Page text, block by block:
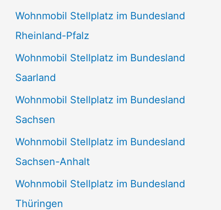
Wohnmobil Stellplatz im Bundesland
Rheinland-Pfalz
Wohnmobil Stellplatz im Bundesland
Saarland
Wohnmobil Stellplatz im Bundesland
Sachsen
Wohnmobil Stellplatz im Bundesland
Sachsen-Anhalt
Wohnmobil Stellplatz im Bundesland
Thüringen